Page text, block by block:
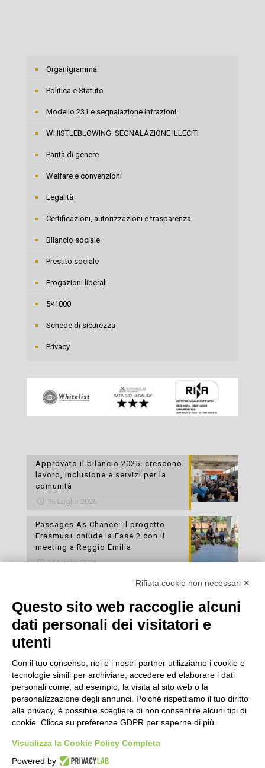
Organigramma
Politica e Statuto
Modello 231 e segnalazione infrazioni
WHISTLEBLOWING: SEGNALAZIONE ILLECITI
Parità di genere
Welfare e convenzioni
Legalità
Certificazioni, autorizzazioni e trasparenza
Bilancio sociale
Prestito sociale
Erogazioni liberali
5×1000
Schede di sicurezza
Privacy
Approvato il bilancio 2025: crescono
lavoro, inclusione e servizi per la
comunità
16 Luglio 2026
Passages As Chance: il progetto
Erasmus+ chiude la Fase 2 con il
meeting a Reggio Emilia
16 Luglio 2026
Esami di laboratorio preventivi
cura della propria salute
16 Luglio 2026
Rifiuta cookie non necessari ✕
Questo sito web raccoglie alcuni
dati personali dei visitatori e
utenti
Con il tuo consenso, noi e i nostri partner utilizziamo i cookie e
tecnologie simili per archiviare, accedere ed elaborare i dati
personali come, ad esempio, la visita al sito web o la
personalizzazione degli annunci. Poiché rispettiamo il tuo diritto
alla privacy, è possibile scegliere di non consentire alcuni tipi di
cookie. Clicca su preferenze GDPR per saperne di più.
Visualizza la Cookie Policy Completa
Powered by